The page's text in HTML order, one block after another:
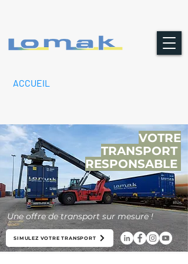
ACCUEIL
VOTRE
TRANSPORT
RESPONSABLE
Une offre de transport sur mesure !
SIMULEZ VOTRE TRANSPORT